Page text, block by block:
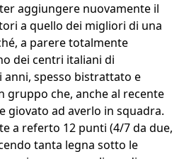
aggiungere nuovamente il
a quello dei migliori di una
a parere totalmente
dei centri italiani di
spesso bistrattato e
gruppo che, anche al recente
giovato ad averlo in squadra.
a referto 12 punti (4/7 da due,
tanta legna sotto le